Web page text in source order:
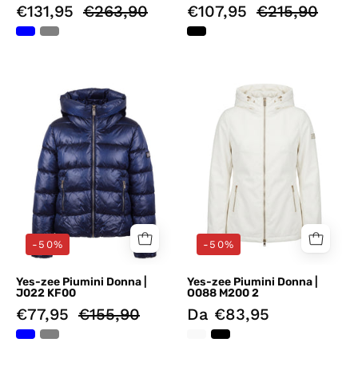
€131,95 €263,90 €107,95 €215,90
Blu
Yes-
zee
-50%
Yes-zee Piumini Donna |
J022 KF00
€77,95 €155,90
Bianco
Yes-
-50%
Yes-zee Piumini Donna |
O088 M200 2
Da €83,95